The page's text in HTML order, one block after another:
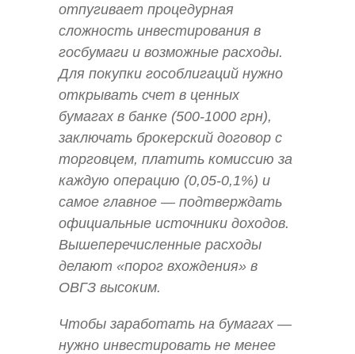
отпугивает процедурная
сложность инвестирования в
госбумаги и возможные расходы.
Для покупки гособлигаций нужно
открывать счет в ценных
бумагах в банке (500-1000 грн),
заключать брокерский договор с
торговцем, платить комиссию за
каждую операцию (0,05-0,1%) и
самое главное — подтверждать
официальные источники доходов.
Вышеперечисленные расходы
делают «порог вхождения» в
ОВГЗ высоким.
Чтобы заработать на бумагах —
нужно инвестировать не менее